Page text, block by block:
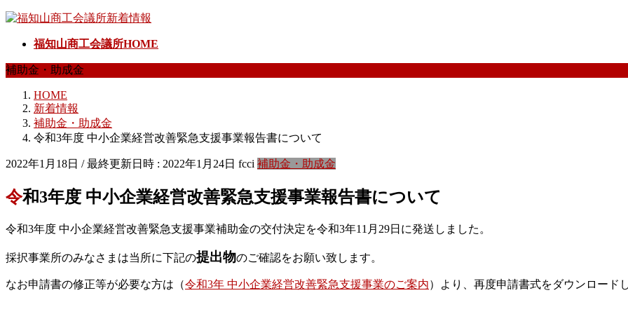
コ
ン
ツ
ナ
ー
シ
福知山商工会議所HOME
補助金・助成金
HOME
新着情報
補助金・助成金
令和3年度 中小企業経営改善緊急支援事業報告書について
2022年1月18日 / 最終更新日時 : 2022年1月24日 fcci 補助金・助成金
令和3年度 中小企業経営改善緊急支援事業報告書について
令和3年度 中小企業経営改善緊急支援事業補助金の交付決定を令和3年11月29日に発送しました。
採択事業所のみなさまは当所に下記の提出物のご確認をお願い致します。
なお申請書の修正等が必要な方は（令和3年 中小企業経営改善緊急支援事業のご案内）より、再度申請書式をダウンロード